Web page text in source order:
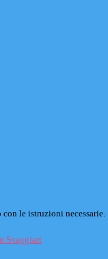
le istruzioni necessarie.
Spaggiari